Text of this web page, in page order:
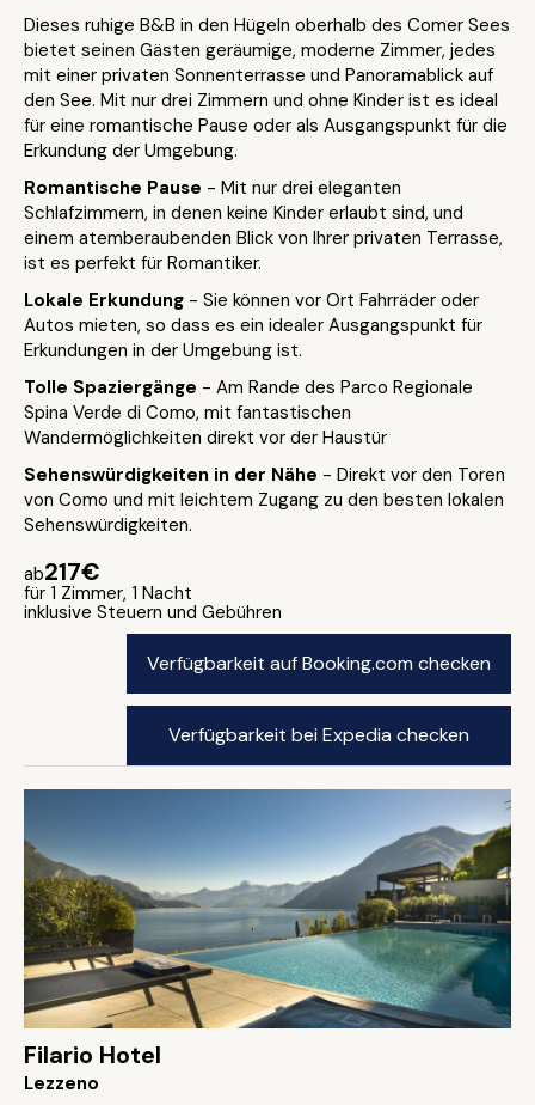
Dieses ruhige B&B in den Hügeln oberhalb des Comer Sees
bietet seinen Gästen geräumige, moderne Zimmer, jedes
mit einer privaten Sonnenterrasse und Panoramablick auf
den See. Mit nur drei Zimmern und ohne Kinder ist es ideal
für eine romantische Pause oder als Ausgangspunkt für die
Erkundung der Umgebung.
Romantische Pause - Mit nur drei eleganten
Schlafzimmern, in denen keine Kinder erlaubt sind, und
einem atemberaubenden Blick von Ihrer privaten Terrasse,
ist es perfekt für Romantiker.
Lokale Erkundung - Sie können vor Ort Fahrräder oder
Autos mieten, so dass es ein idealer Ausgangspunkt für
Erkundungen in der Umgebung ist.
Tolle Spaziergänge - Am Rande des Parco Regionale
Spina Verde di Como, mit fantastischen
Wandermöglichkeiten direkt vor der Haustür
Sehenswürdigkeiten in der Nähe - Direkt vor den Toren
von Como und mit leichtem Zugang zu den besten lokalen
Sehenswürdigkeiten.
ab217€
für 1 Zimmer, 1 Nacht
inklusive Steuern und Gebühren
Verfügbarkeit auf Booking.com checken
Verfügbarkeit bei Expedia checken
Filario Hotel
Lezzeno